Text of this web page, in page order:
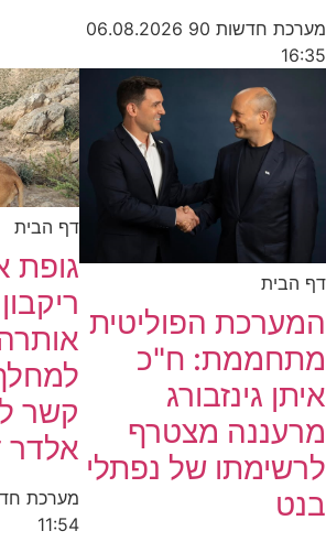
מערכת חדשות 90
06.08.2026
16:35
דף הבית
המערכת הפוליטית
מתחממת: ח"כ
איתן גינזבורג
מרעננה מצטרף
לרשימתו של נפתלי
בנט
דף הבית
גופת
קשר
אלדר
מערכת
11:54